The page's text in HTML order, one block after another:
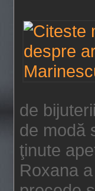
de
de modă
ţinute
Roxana